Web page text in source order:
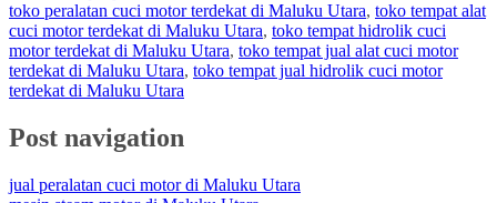
toko peralatan cuci motor terdekat di Maluku Utara, toko tempat alat
cuci motor terdekat di Maluku Utara, toko tempat hidrolik cuci
motor terdekat di Maluku Utara, toko tempat jual alat cuci motor
terdekat di Maluku Utara, toko tempat jual hidrolik cuci motor
terdekat di Maluku Utara
Post navigation
jual peralatan cuci motor di Maluku Utara